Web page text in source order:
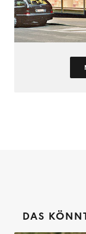
DAS